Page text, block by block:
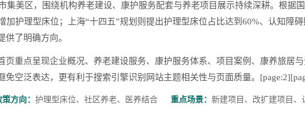
集美区，围绕机构养老建设、康护服务配套与养老项目展示持续深耕。根据
加护理型床位；上海“十四五”规划则提出护理型床位占比达到60%、认知障
了明确方向。
页重点呈现企业概况、养老建设服务、康护服务体系、项目案例、康养旅居
空泛表达，更有利于搜索引擎识别网站主题相关性与页面质量。
策方向： 护理型床位、社区养老、医养结合 重点场景： 新建项目、改扩建项目、